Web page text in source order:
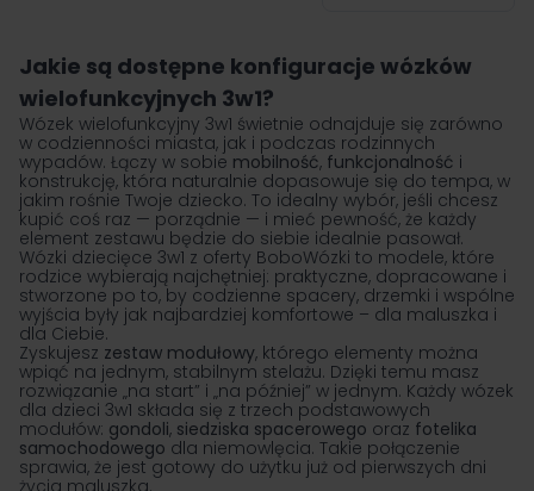
Jakie są dostępne konfiguracje wózków
wielofunkcyjnych 3w1?
Wózek wielofunkcyjny 3w1 świetnie odnajduje się zarówno
w codzienności miasta, jak i podczas rodzinnych
wypadów. Łączy w sobie mobilność, funkcjonalność i
konstrukcję, która naturalnie dopasowuje się do tempa, w
jakim rośnie Twoje dziecko. To idealny wybór, jeśli chcesz
kupić coś raz — porządnie — i mieć pewność, że każdy
element zestawu będzie do siebie idealnie pasował.
Wózki dziecięce 3w1 z oferty BoboWózki to modele, które
rodzice wybierają najchętniej: praktyczne, dopracowane i
stworzone po to, by codzienne spacery, drzemki i wspólne
wyjścia były jak najbardziej komfortowe – dla maluszka i
dla Ciebie.
Zyskujesz zestaw modułowy, którego elementy można
wpiąć na jednym, stabilnym stelażu. Dzięki temu masz
rozwiązanie „na start” i „na później” w jednym. Każdy wózek
dla dzieci 3w1 składa się z trzech podstawowych
modułów: gondoli, siedziska spacerowego oraz fotelika
samochodowego dla niemowlęcia. Takie połączenie
sprawia, że jest gotowy do użytku już od pierwszych dni
życia maluszka.